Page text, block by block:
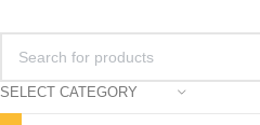
SELECT CATEGORY